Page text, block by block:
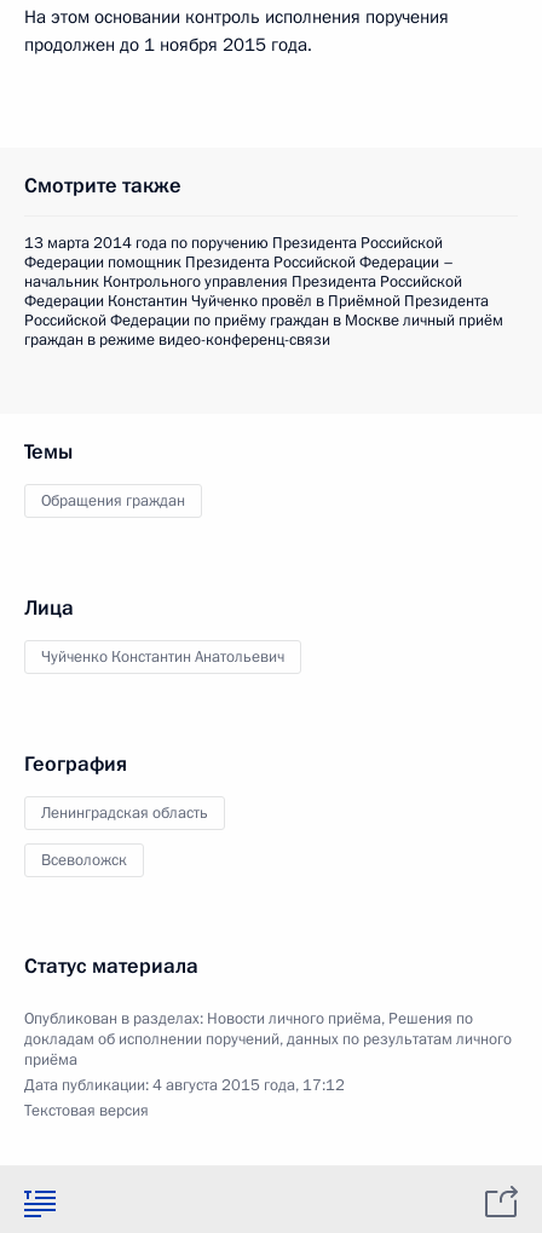
На этом основании контроль исполнения поручения
продолжен до 1 ноября 2015 года.
Смотрите также
13 марта 2014 года по поручению Президента Российской
Федерации помощник Президента Российской Федерации –
начальник Контрольного управления Президента Российской
Федерации Константин Чуйченко провёл в Приёмной Президента
Российской Федерации по приёму граждан в Москве личный приём
граждан в режиме видео-конференц-связи
Темы
Обращения граждан
Лица
Чуйченко Константин Анатольевич
География
Ленинградская область
Всеволожск
Статус материала
Опубликован в разделах: Новости личного приёма, Решения по
докладам об исполнении поручений, данных по результатам личного
приёма
Дата публикации:4 августа 2015 года, 17:12
Текстовая версия